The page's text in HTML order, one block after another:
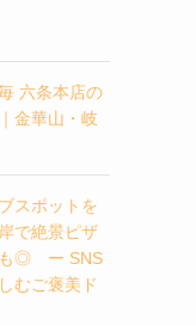
六条本店の
金華山・岐
スポットを
で絶景ピザ
も◎ ー SNS
むご褒美ド